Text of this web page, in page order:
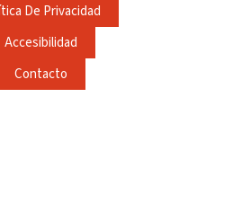
De Privacidad
Accesibilidad
Contacto